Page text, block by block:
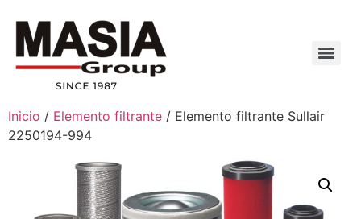
Inicio / Elemento filtrante / Elemento filtrante Sullair
2250194-994